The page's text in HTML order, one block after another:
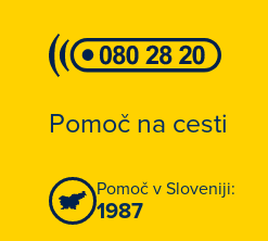
Pomoč na cesti
Pomoč v Sloveniji:
1987